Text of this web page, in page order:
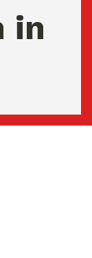
in